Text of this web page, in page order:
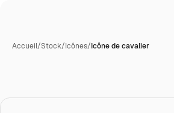
Accueil/Stock/Icônes/Icône de cavalier